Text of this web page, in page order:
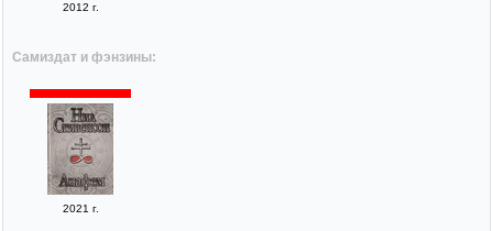
2012 г.
Самиздат и фэнзины:
2021 г.